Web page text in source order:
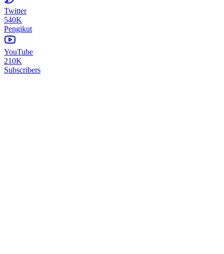
Twitter
540K
Pengikut
YouTube
210K
Subscribers